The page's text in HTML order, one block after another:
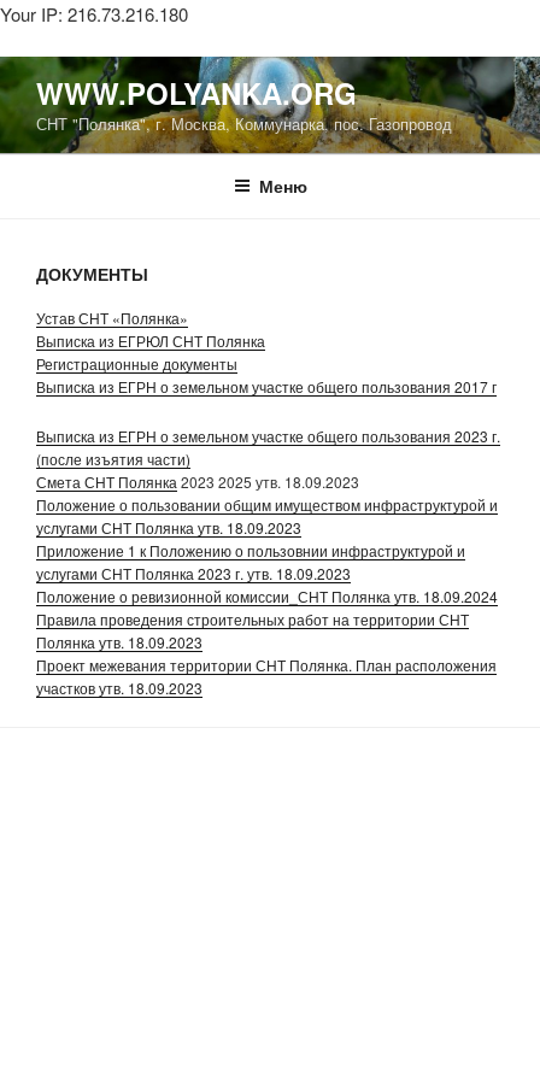
Your IP: 216.73.216.180
Перейти
к
содержимому
WWW.POLYANKA.ORG
СНТ "Полянка", г. Москва, Коммунарка, пос. Газопровод
Меню
ДОКУМЕНТЫ
Устав СНТ «Полянка»
Выписка из ЕГРЮЛ СНТ Полянка
Регистрационные документы
Выписка из ЕГРН о земельном участке общего пользования 2017 г
Выписка из ЕГРН о земельном участке общего пользования 2023 г.
(после изъятия части)
Смета СНТ Полянка 2023 2025 утв. 18.09.2023
Положение о пользовании общим имуществом инфраструктурой и
услугами СНТ Полянка утв. 18.09.2023
Приложение 1 к Положению о пользовнии инфраструктурой и
услугами СНТ Полянка 2023 г. утв. 18.09.2023
Положение о ревизионной комиссии_СНТ Полянка утв. 18.09.2024
Правила проведения строительных работ на территории СНТ
Полянка утв. 18.09.2023
Проект межевания территории СНТ Полянка. План расположения
участков утв. 18.09.2023